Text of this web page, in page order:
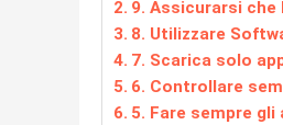
9. Assicurarsi
8. Utilizzare
7. Scarica solo
6. Controllare
5. Fare sempre